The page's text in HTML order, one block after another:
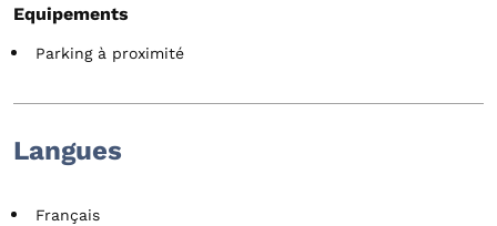
Equipements
Parking à proximité
Langues
Français